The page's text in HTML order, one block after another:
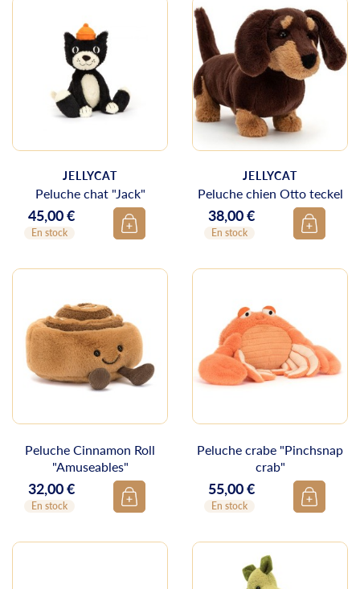
JELLYCAT
Peluche chat "Jack"
Prix
45,00 €
En stock
JELLYCAT
Peluche chien Otto teckel
Prix
38,00 €
En stock
Peluche Cinnamon Roll
"Amuseables"
Prix
32,00 €
En stock
Peluche crabe "Pinchsnap
crab"
Prix
55,00 €
En stock